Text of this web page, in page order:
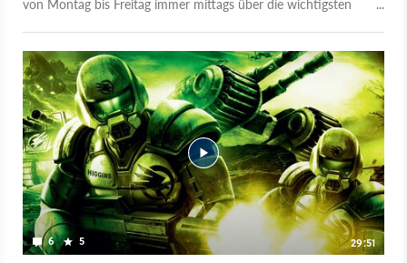
Battlefield 4: Dragon's Teeth, Bilder & Infos zum neuen Unreal
Tournament & Wiedergeburt für C&C-Online-Modus.
6 5
29:51